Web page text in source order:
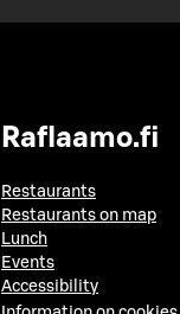
Raflaamo.fi
Restaurants
Restaurants on map
Lunch
Events
Accessibility